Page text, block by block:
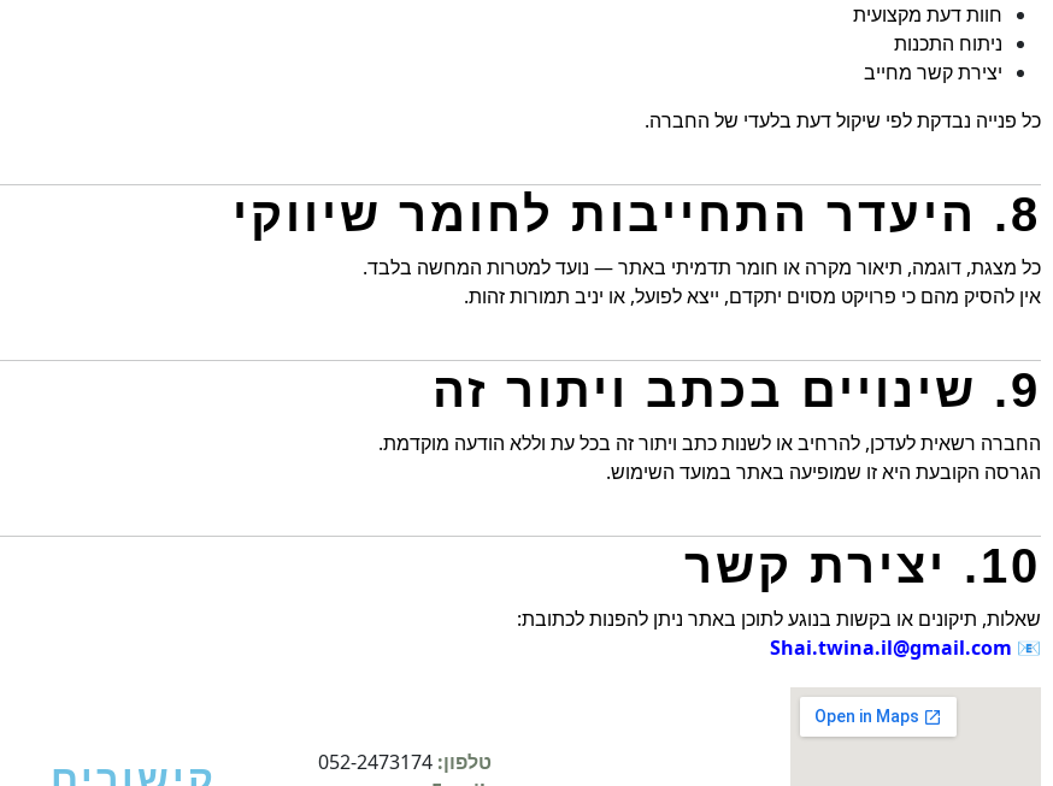
חוות דעת מקצועית
ניתוח התכנות
יצירת קשר מחייב
כל פנייה נבדקת לפי שיקול דעת בלעדי של החברה.
8. היעדר התחייבות לחומר שיווקי
כל מצגת, דוגמה, תיאור מקרה או חומר תדמיתי באתר — נועד למטרות המחשה בלבד.
אין להסיק מהם כי פרויקט מסוים יתקדם, ייצא לפועל, או יניב תמורות זהות.
9. שינויים בכתב ויתור זה
החברה רשאית לעדכן, להרחיב או לשנות כתב ויתור זה בכל עת וללא הודעה מוקדמת.
הגרסה הקובעת היא זו שמופיעה באתר במועד השימוש.
10. יצירת קשר
שאלות, תיקונים או בקשות בנוגע לתוכן באתר ניתן להפנות לכתובת:
📧
Shai.twina.il@gmail.com
טלפון: 052-2473174